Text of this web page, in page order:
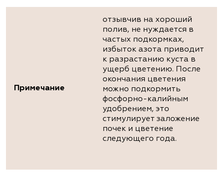
Примечание
отзывчив на хороший
полив, не нуждается в
частых подкормках,
избыток азота приводит
к разрастанию куста в
ущерб цветению. После
окончания цветения
можно подкормить
фосфорно-калийным
удобрением, это
стимулирует заложение
почек и цветение
следующего года.